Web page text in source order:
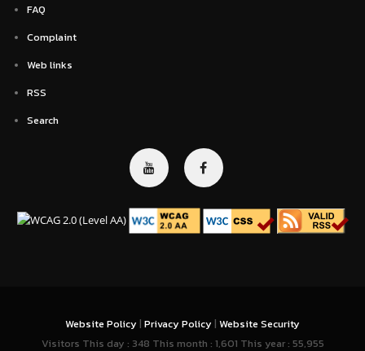
FAQ
Complaint
Web links
RSS
Search
Website Policy | Privacy Policy | Website Security
Visitors This day : 348 This month : 1,601 This year : 55,955